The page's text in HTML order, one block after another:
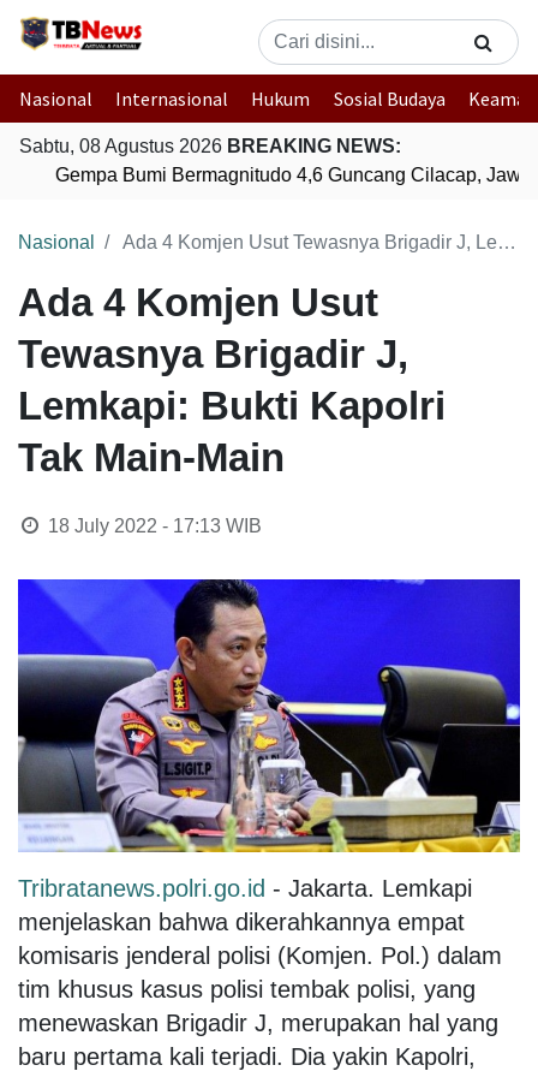
Nasional Internasional Hukum Sosial Budaya
Sabtu, 08 Agustus 2026 BREAKING NEWS:
Gempa Bumi Bermagnitudo 4,6 Guncang Cilacap, Jawa
Nasional Ada 4 Komjen Usut Tewasnya Brigadir J, Lemkapi: Bukti Kapolri Tak Main-Main
Ada 4 Komjen Usut
Tewasnya Brigadir J,
Lemkapi: Bukti Kapolri
Tak Main-Main
18 July 2022 - 17:13WIB
Tribratanews.polri.go.id - Jakarta. Lemkapi
menjelaskan bahwa dikerahkannya empat
komisaris jenderal polisi (Komjen. Pol.) dalam
tim khusus kasus polisi tembak polisi, yang
menewaskan Brigadir J, merupakan hal yang
baru pertama kali terjadi. Dia yakin Kapolri,